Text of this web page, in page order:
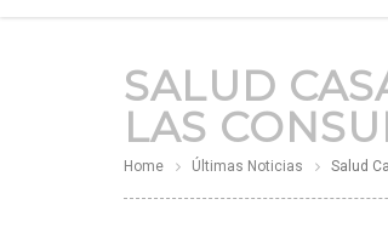
SALUD
LAS
Home Últimas Noticias Salud